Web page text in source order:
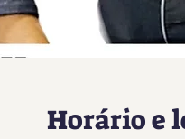
Horário e